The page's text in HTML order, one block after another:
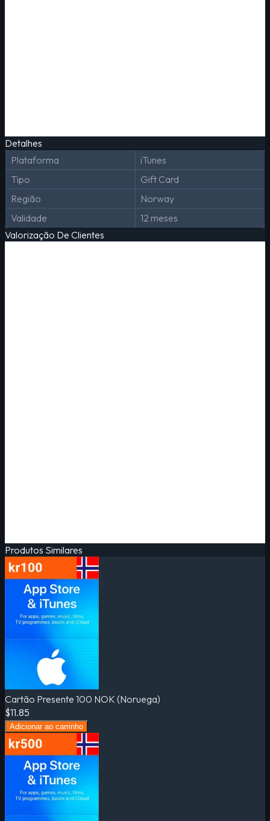
Detalhes
Plataforma
iTunes
Tipo
Gift Card
Região
Norway
Validade
12 meses
Valorização De Clientes
Produtos Similares
Cartão Presente 100 NOK (Noruega)
$11.85
Adicionar ao carrinho